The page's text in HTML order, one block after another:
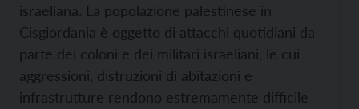
israeliana. La popolazione palestinese in
Cisgiordania è oggetto di attacchi quotidiani da
parte dei coloni e dei militari israeliani, le cui
aggressioni, distruzioni di abitazioni e
infrastrutture rendono estremamente difficile